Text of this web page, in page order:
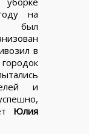
на
был
в
и
Юлия